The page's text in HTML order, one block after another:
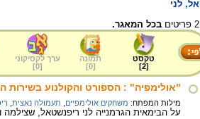
לני
בכל המאגר.
טקסט
[
2
]
תמונה
[
0
]
ערך לקסיקוני
[
0
]
"אולימפיה" : הספורט והקולנוע בשירות
מילות המפתח: משחקים אולימפיים תעמולה נאצית
על הבימאית הגרמנייה לני ריפנשטאל, שצילמה